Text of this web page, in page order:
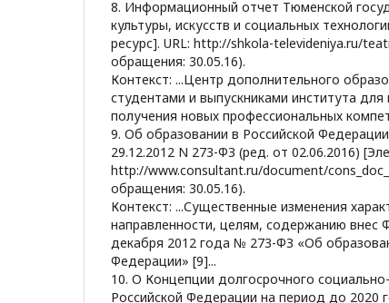
8. Информационный отчет Тюменской
культуры, искусств и социальных
ресурс]. URL: http://shkola-televideniya.ru/
обращения: 30.05.16).
Контекст: ...Центр дополнительного
студентами и выпускниками института для
получения новых профессиональных
9. Об образовании в Российской
29.12.2012 N 273-ФЗ (ред. от 02.06.2016)
http://www.consultant.ru/document/
обращения: 30.05.16).
Контекст: ...Существенные изменения
направленности, целям, содержанию внес
декабря 2012 года № 273-ФЗ «Об
Федерации» [9]...
10. О Концепции долгосрочного
Российской Федерации на период до 2020